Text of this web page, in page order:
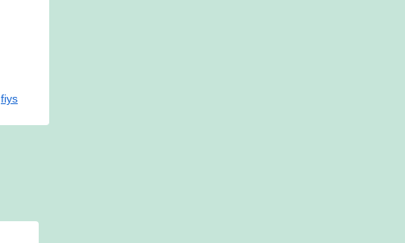
fiys